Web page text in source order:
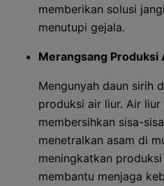
memberikan solusi
menutupi gejala.
Merangsang Produksi
Mengunyah daun sirih
produksi air liur. Air
membersihkan sisa-
menetralkan asam di
meningkatkan
membantu menjaga